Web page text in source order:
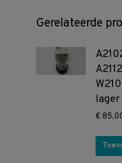
Gerelateerde
€